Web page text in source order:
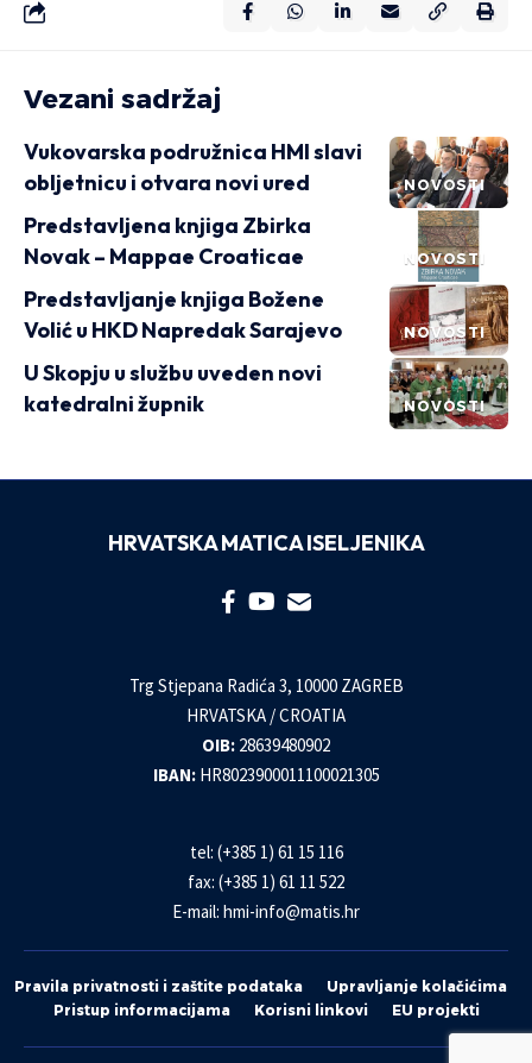
Vezani sadržaj
NOVOSTI
Vukovarska podružnica HMI slavi
obljetnicu i otvara novi ured
NOVOSTI
Predstavljena knjiga Zbirka
Novak – Mappae Croaticae
NOVOSTI
Predstavljanje knjiga Božene
Volić u HKD Napredak Sarajevo
NOVOSTI
U Skopju u službu uveden novi
katedralni župnik
HRVATSKA MATICA ISELJENIKA
Trg Stjepana Radića 3, 10000 ZAGREB
HRVATSKA / CROATIA
OIB: 28639480902
IBAN: HR8023900011100021305
tel: (+385 1) 61 15 116
fax: (+385 1) 61 11 522
E-mail: hmi-info@matis.hr
Pravila privatnosti i zaštite podataka
Upravljanje kolačićima
Pristup informacijama
Korisni linkovi EU projekti